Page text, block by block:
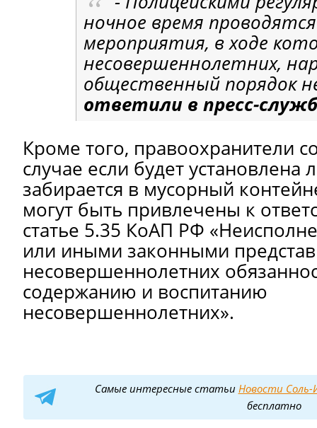
ночное время
мероприятия, в ходе
несовершеннолетних,
общественный порядок
ответили в пресс-
Кроме того, правоохранители
случае если будет установлена
забирается в мусорный
могут быть привлечены к
статье 5.35 КоАП РФ
или иными законными
несовершеннолетних
содержанию и воспитанию
несовершеннолетних».
Самые интересные статьи Новости Соль-
бесплатно